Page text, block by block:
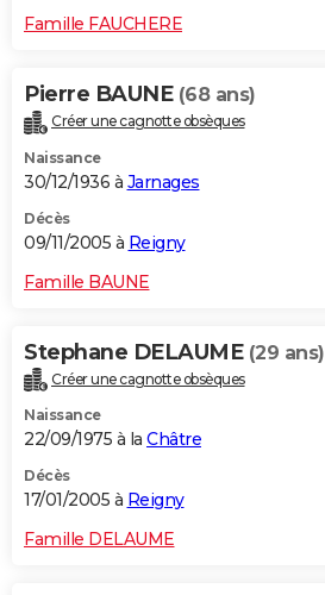
Famille FAUCHERE
Pierre BAUNE (68 ans)
Créer une cagnotte obsèques
Naissance
30/12/1936 à Jarnages
Décès
09/11/2005 à Reigny
Famille BAUNE
Stephane DELAUME (29 ans)
Créer une cagnotte obsèques
Naissance
22/09/1975 à la Châtre
Décès
17/01/2005 à Reigny
Famille DELAUME